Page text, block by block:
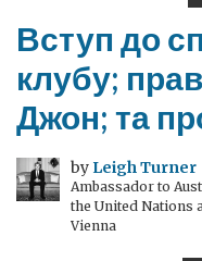
Вступ до
клубу;
Джон; та
by Leigh Turner
Ambassador to
the United Nations
Vienna